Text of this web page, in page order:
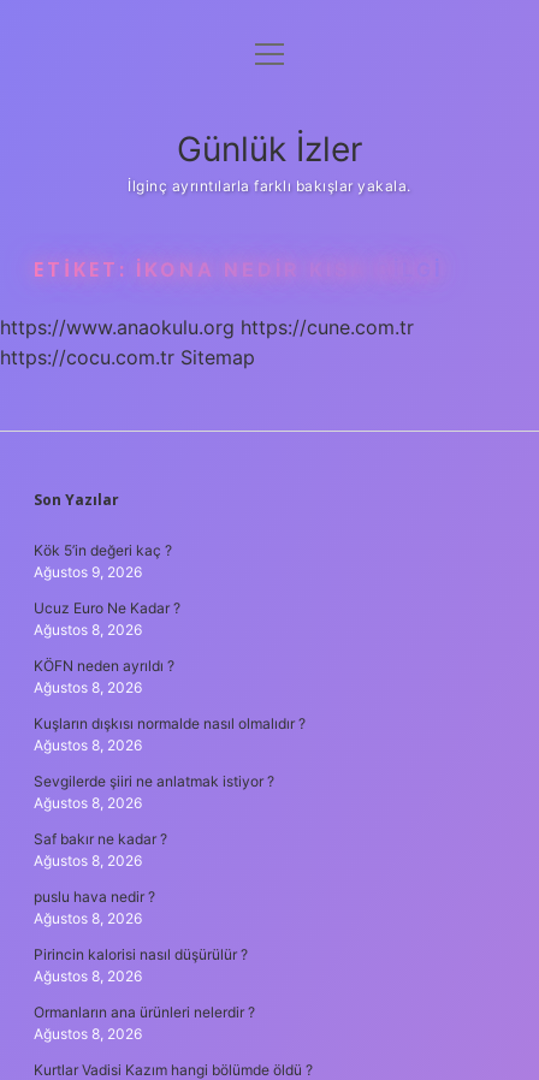
Anasayfa
Yasal Uyarı
menüyü
Günlük İzler
İlginç ayrıntılarla farklı bakışlar yakala.
ETIKET: İKONA NEDIR KISA BILGI
https://www.anaokulu.org https://cune.com.tr
https://cocu.com.tr Sitemap
SIDEBAR
Son Yazılar
Kök 5’in değeri kaç ?
Ağustos 9, 2026
Ucuz Euro Ne Kadar ?
Ağustos 8, 2026
KÖFN neden ayrıldı ?
Ağustos 8, 2026
Kuşların dışkısı normalde nasıl olmalıdır ?
Ağustos 8, 2026
Sevgilerde şiiri ne anlatmak istiyor ?
Ağustos 8, 2026
Saf bakır ne kadar ?
Ağustos 8, 2026
puslu hava nedir ?
Ağustos 8, 2026
Pirincin kalorisi nasıl düşürülür ?
Ağustos 8, 2026
Ormanların ana ürünleri nelerdir ?
Ağustos 8, 2026
Kurtlar Vadisi Kazım hangi bölümde öldü ?